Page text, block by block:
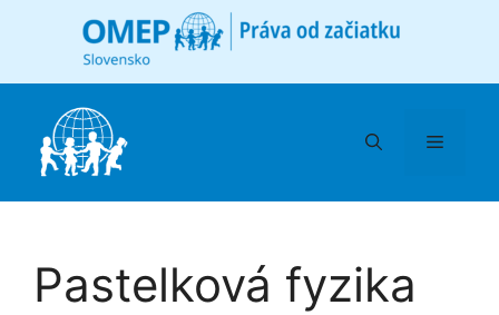
Menu
Pastelková fyzika